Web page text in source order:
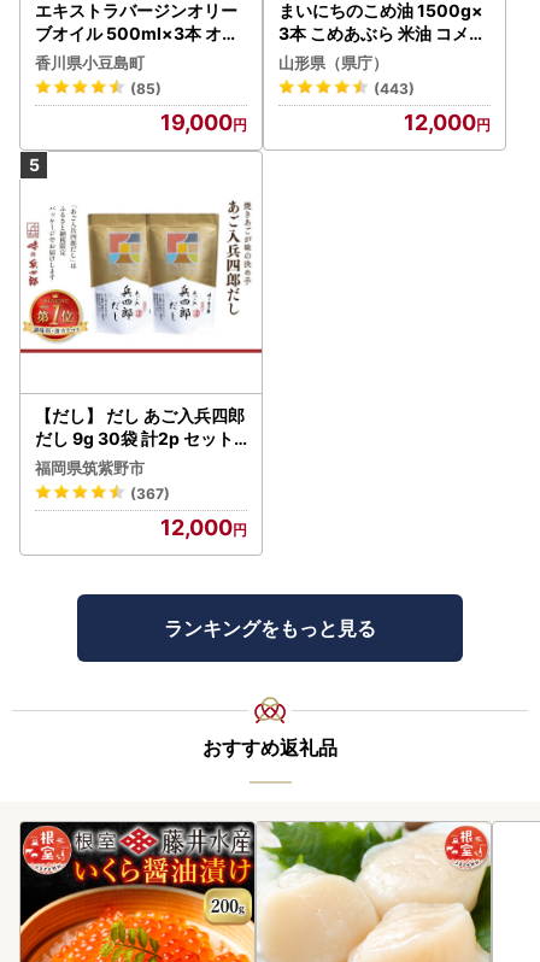
エキストラバージンオリー
ブオイル 500ml×3本 オリ
ーブオイル 食用油
香川県小豆島町
(85)
19,000
まいにちのこめ油 1500g×
3本 こめあぶら 米油 コメ油
揚げ物 炒め物 サラダ 山形
県 食用油 食用オイル 調理
油 油 食品 山形県 F2Y-173
山形県（県庁）
(443)
12,000
【だし】 だし あご入兵四郎
だし 9g 30袋 計2p セット
21760217
福岡県筑紫野市
(367)
12,000
ランキングをもっと見る
おすすめ返礼品